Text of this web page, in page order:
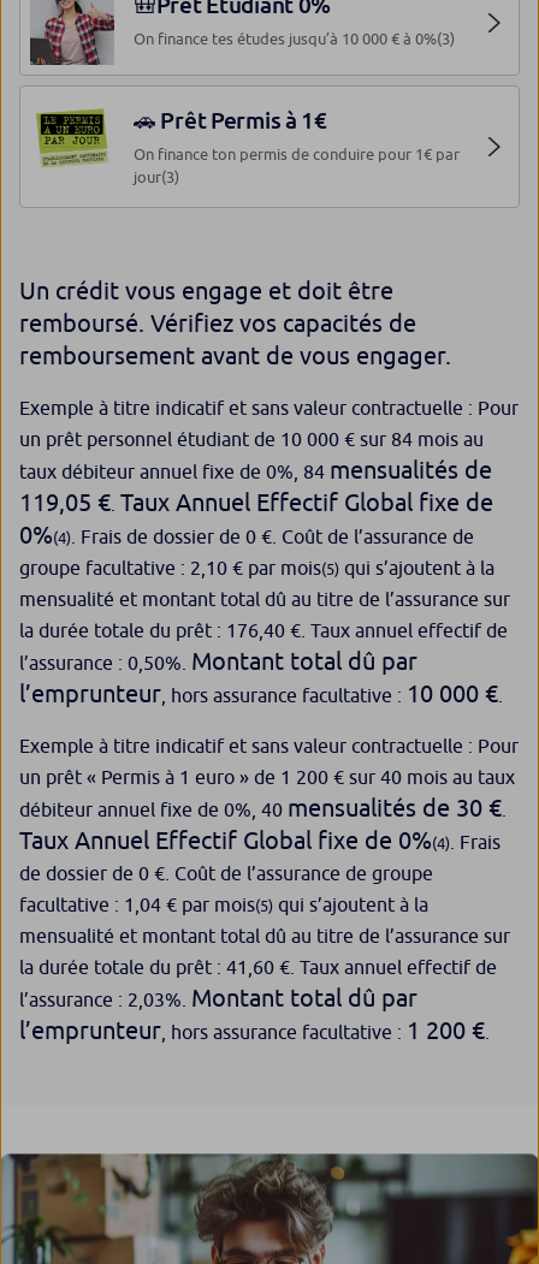
On finance tes études jusqu’à 10 000 € à 0%(3)
🚗 Prêt Permis à 1€
On finance ton permis de conduire pour 1€ par
jour(3)
Un crédit vous engage et doit être
remboursé. Vérifiez vos capacités de
remboursement avant de vous engager.
Exemple à titre indicatif et sans valeur contractuelle : Pour
un prêt personnel étudiant de 10 000 € sur 84 mois au
taux débiteur annuel fixe de 0%, 84 mensualités de
119,05 € Taux Annuel Effectif Global fixe de
0%(4) . Frais de dossier de 0 €. Coût de l’assurance de
groupe facultative : 2,10 € par mois(5) qui s’ajoutent à la
mensualité et montant total dû au titre de l’assurance sur
la durée totale du prêt : 176,40 €. Taux annuel effectif de
l’assurance : 0,50%. Montant total dû par
l’emprunteur , hors assurance facultative : 10 000 €
Exemple à titre indicatif et sans valeur contractuelle : Pour
un prêt « Permis à 1 euro » de 1 200 € sur 40 mois au taux
débiteur annuel fixe de 0%, 40 mensualités de 30 €
Taux Annuel Effectif Global fixe de 0%(4) . Frais
de dossier de 0 €. Coût de l’assurance de groupe
facultative : 1,04 € par mois(5) qui s’ajoutent à la
mensualité et montant total dû au titre de l’assurance sur
la durée totale du prêt : 41,60 €. Taux annuel effectif de
l’assurance : 2,03%. Montant total dû par
l’emprunteur , hors assurance facultative : 1 200 €